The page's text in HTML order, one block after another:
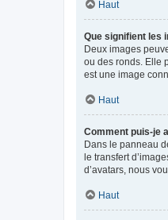
Haut
Que signifient les
Deux images
ou des ronds. Elle
est une image
Haut
Comment puis-je
Dans le panneau
le transfert
d’avatars, nous
Haut